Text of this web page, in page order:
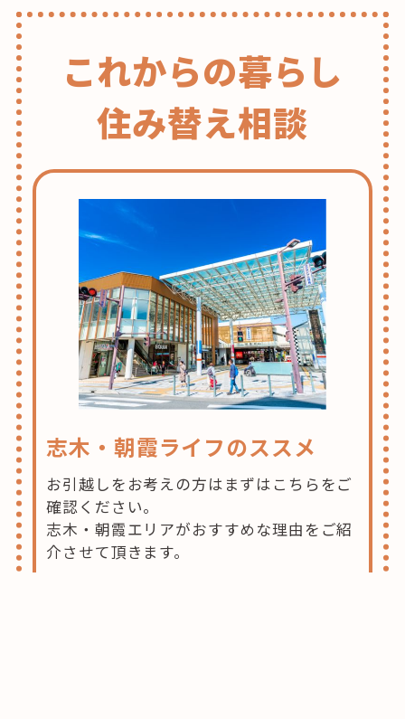
これからの暮らし
住み替え相談
志木・朝霞ライフのススメ
お引越しをお考えの方はまずはこちらをご
確認ください。
志木・朝霞エリアがおすすめな理由をご紹
介させて頂きます。